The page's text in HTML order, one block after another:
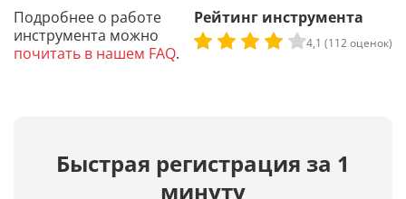
Подробнее о работе
инструмента можно
почитать в нашем FAQ.
Рейтинг инструмента
4,1 (112 оценок)
Быстрая регистрация за 1
минуту